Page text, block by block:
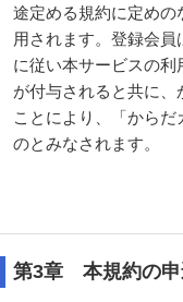
途定める規約に定めの
用されます。登録会
に従い本サービスの利
が付与されると共に
ことにより、「から
のとみなされます。
第3章 本規約の申